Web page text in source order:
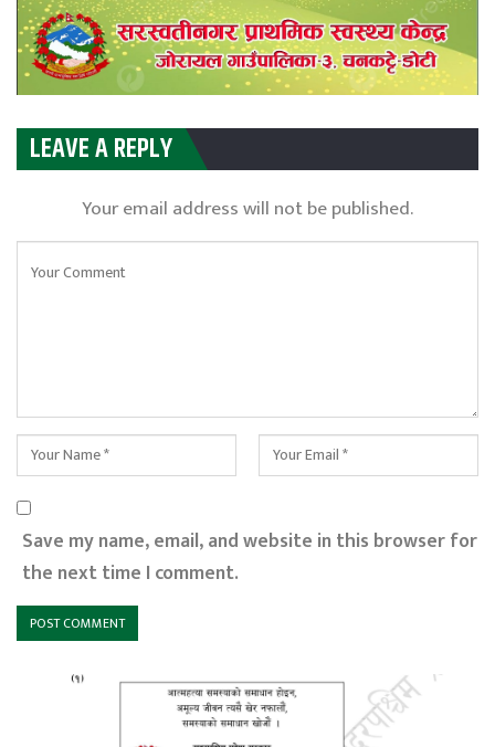
LEAVE A REPLY
Your email address will not be published.
Save my name, email, and website in this browser for
the next time I comment.